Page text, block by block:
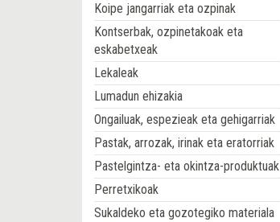
Koipe jangarriak eta ozpinak
Kontserbak, ozpinetakoak eta
eskabetxeak
Lekaleak
Lumadun ehizakia
Ongailuak, espezieak eta gehigarriak
Pastak, arrozak, irinak eta eratorriak
Pastelgintza- eta okintza-produktuak
Perretxikoak
Sukaldeko eta gozotegiko materiala